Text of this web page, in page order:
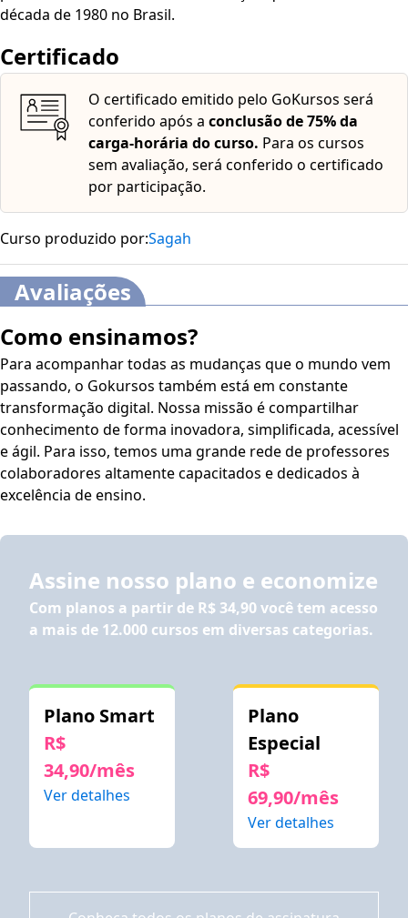
década de 1980 no Brasil.
Certificado
O certificado emitido pelo GoKursos será
conferido após a conclusão de 75% da
carga-horária do curso. Para os cursos
sem avaliação, será conferido o certificado
por participação.
Curso produzido por:Sagah
Avaliações
Como ensinamos?
Para acompanhar todas as mudanças que o mundo vem
passando, o Gokursos também está em constante
transformação digital. Nossa missão é compartilhar
conhecimento de forma inovadora, simplificada, acessível
e ágil. Para isso, temos uma grande rede de professores
colaboradores altamente capacitados e dedicados à
excelência de ensino.
Assine nosso plano e economize
Com planos a partir de R$ 34,90você tem acesso
a mais de 12.000 cursos em diversas categorias.
Plano Smart
R$
34,90/mês
Ver detalhes
Plano
Especial
R$
69,90/mês
Ver detalhes